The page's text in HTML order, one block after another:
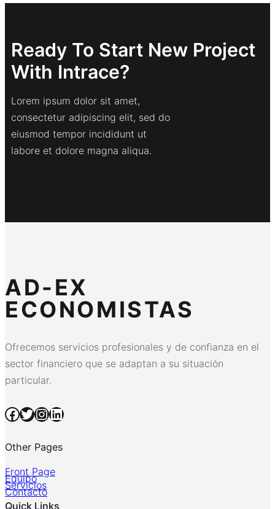
Ready To Start New Project
With Intrace?
Lorem ipsum dolor sit amet,
consectetur adipiscing elit, sed do
eiusmod tempor incididunt ut
labore et dolore magna aliqua.
AD-EX
ECONOMISTAS
Ofrecemos servicios profesionales y de confianza en el
sector financiero que se adaptan a su situación
particular.
Facebook Twitter InstagramLinkedIn
Other Pages
Front Page
Equipo
Servicios
Contacto
Quick Links